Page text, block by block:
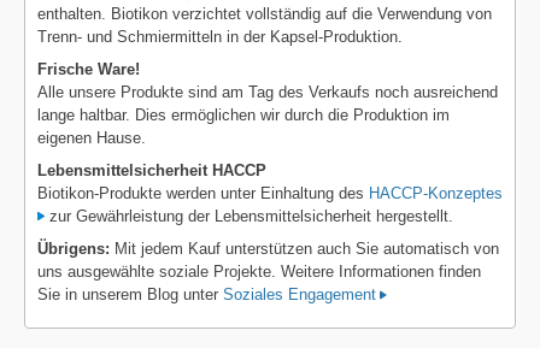
enthalten. Biotikon verzichtet vollständig auf die Verwendung von
Trenn- und Schmiermitteln in der Kapsel-Produktion.
Frische Ware!
Alle unsere Produkte sind am Tag des Verkaufs noch ausreichend
lange haltbar. Dies ermöglichen wir durch die Produktion im
eigenen Hause.
Lebensmittelsicherheit HACCP
Biotikon-Produkte werden unter Einhaltung des HACCP-Konzeptes
zur Gewährleistung der Lebensmittelsicherheit hergestellt.
Übrigens: Mit jedem Kauf unterstützen auch Sie automatisch von
uns ausgewählte soziale Projekte. Weitere Informationen finden
Sie in unserem Blog unter Soziales Engagement